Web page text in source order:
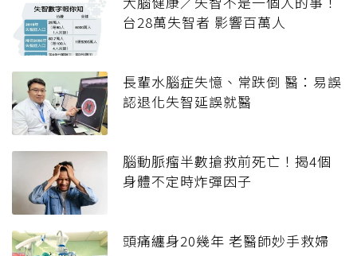
台28萬失智者 影響百萬人
長輩水腦症失憶、常跌倒 醫：易誤
認退化失智延誤就醫
腦動脈瘤半數搶救前死亡！揭4個
身體不定時炸彈因子
頭痛纏身20幾年 老醫師妙手救婦